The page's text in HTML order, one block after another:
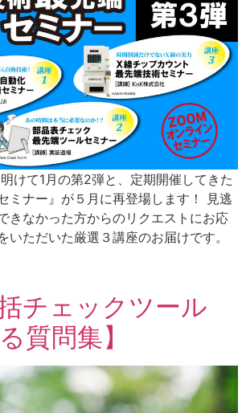
けて1月の第2弾と、定期開催してきた
ミナー』が５月に再登場します！ 見逃
きなかった方からのリクエストにお応
いただいた厳選３講座のお届けです。
チェックツール
質問集】